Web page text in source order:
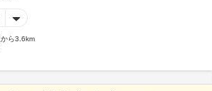
ら3.6km